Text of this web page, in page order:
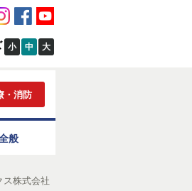
小 中 大
・消防
般
ス株式会社